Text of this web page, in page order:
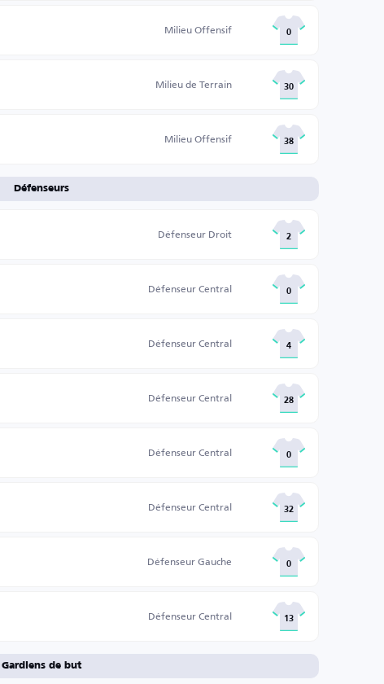
Milieu Offensif 0
Milieu de Terrain 30
Milieu Offensif 38
Défenseurs
Défenseur Droit 2
Défenseur Central 0
Défenseur Central 4
Défenseur Central 28
Défenseur Central 0
Défenseur Central 32
Défenseur Gauche 0
Défenseur Central 13
Gardiens de but